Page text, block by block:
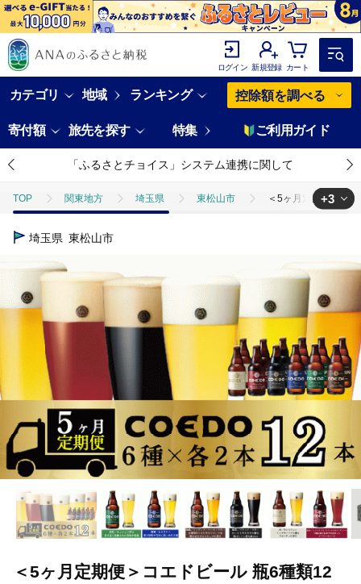
ログイン 新規登録 カート
カテゴリ 地域 ランキング 控除額を調べる
寄付額 旅先を探す 特集 ご利用ガイド
「ふるさとチョイス」システム連携に関して
TOP 関東地方 埼玉県 東松山市 ＜5ヶ月定期便＞コ
TOP
＜5ヶ月定期便＞コエドビール 瓶6種類12本セット【 毬
TOP ビール ＜5ヶ月定期便＞コエドビール 瓶6種類12
+3
埼玉県 東松山市
＜5ヶ月定期便＞コエドビール 瓶6種類12